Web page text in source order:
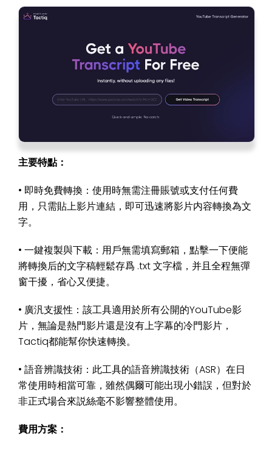
輸出選擇
效處理能
力、安全
係數高
部分功
能免費
的影片
主要特點：
• 即時免費轉換：使用時無需注冊賬號或支付任何費
用，只需貼上影片連結，即可迅速將影片内容轉換為文
字。
• 一鍵複製與下載：用戶無需填寫郵箱，點擊一下便能
將轉換后的文字稿輕鬆存爲 .txt 文字檔，并且全程無彈
窗干擾，省心又便捷。
• 廣汎支援性：該工具適用於所有公開的YouTube影
片，無論是熱門影片還是沒有上字幕的冷門影片，
Tactiq都能幫你快速轉換。
• 語音辨識技術：此工具的語音辨識技術（ASR）在日
常使用時相當可靠，雖然偶爾可能出現小錯誤，但對於
非正式場合來説絲毫不影響整體使用。
費用方案：